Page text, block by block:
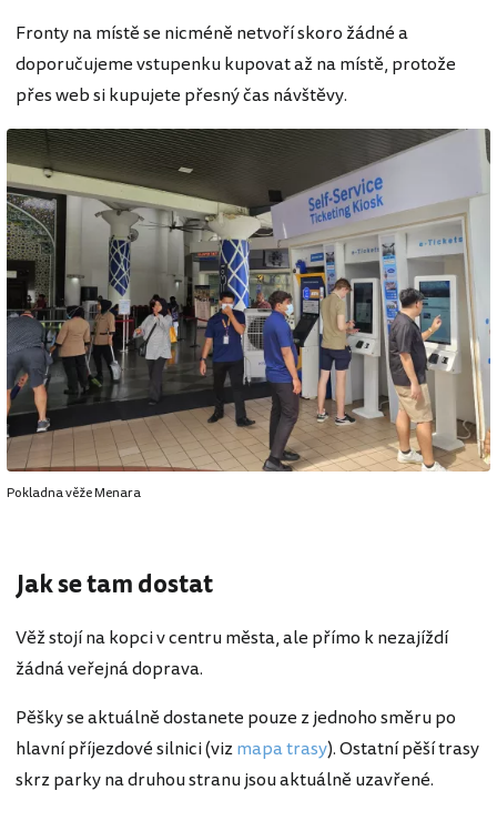
Fronty na místě se nicméně netvoří skoro žádné a
doporučujeme vstupenku kupovat až na místě, protože
přes web si kupujete přesný čas návštěvy.
Pokladna věže Menara
Jak se tam dostat
Věž stojí na kopci v centru města, ale přímo k nezajíždí
žádná veřejná doprava.
Pěšky se aktuálně dostanete pouze z jednoho směru po
hlavní příjezdové silnici (vizmapa trasy). Ostatní pěší trasy
skrz parky na druhou stranu jsou aktuálně uzavřené.